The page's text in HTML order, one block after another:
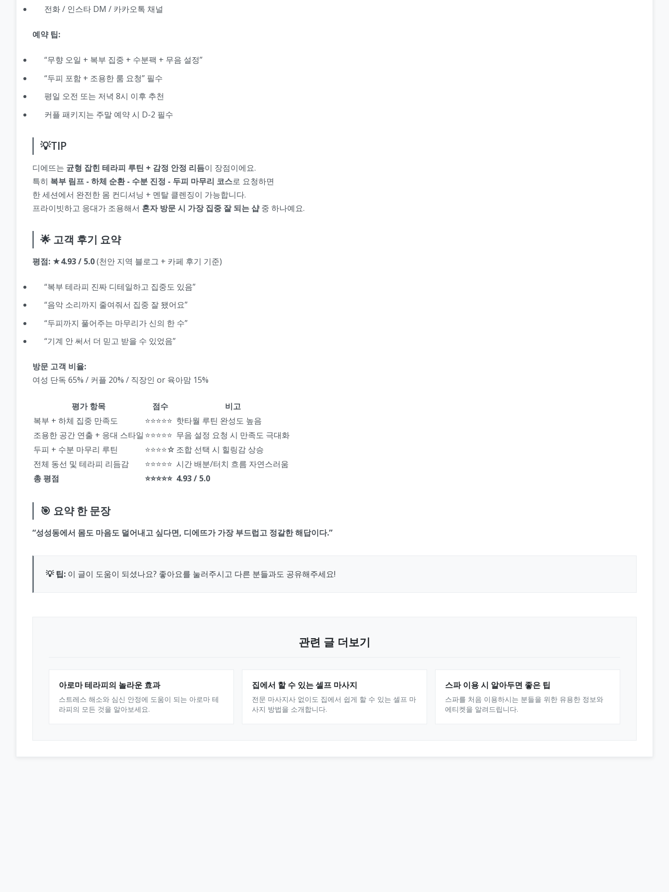
전화 / 인스타 DM / 카카오톡 채널
예약 팁:
“무향 오일 + 복부 집중 + 수분팩 + 무음 설정”
“두피 포함 + 조용한 룸 요청” 필수
평일 오전 또는 저녁 8시 이후 추천
커플 패키지는 주말 예약 시 D-2 필수
💡TIP
디에뜨는 균형 잡힌 테라피 루틴 + 감정 안정 리듬이 장점이에요.
특히 복부 림프 - 하체 순환 - 수분 진정 - 두피 마무리 코스로 요청하면
한 세션에서 완전한 몸 컨디셔닝 + 멘탈 클렌징이 가능합니다.
프라이빗하고 응대가 조용해서 혼자 방문 시 가장 집중 잘 되는 샵중 하나예요.
🌟 고객 후기 요약
평점: ★4.93 / 5.0(천안 지역 블로그 + 카페 후기 기준)
“복부 테라피 진짜 디테일하고 집중도 있음”
“음악 소리까지 줄여줘서 집중 잘 됐어요”
“두피까지 풀어주는 마무리가 신의 한 수”
“기계 안 써서 더 믿고 받을 수 있었음”
방문 고객 비율:
여성 단독 65% / 커플 20% / 직장인 or 육아맘 15%
평가 항목 점수
비고
복부 + 하체 집중 만족도
⭐⭐⭐⭐⭐ 핫타월 루틴 완성도 높음
조용한 공간 연출 + 응대 스타일 ⭐⭐⭐⭐⭐ 무음 설정 요청 시 만족도 극대화
두피 + 수분 마무리 루틴
⭐⭐⭐⭐☆ 조합 선택 시 힐링감 상승
전체 동선 및 테라피 리듬감
⭐⭐⭐⭐⭐ 시간 배분/터치 흐름 자연스러움
총 평점
⭐⭐⭐⭐⭐ 4.93 / 5.0
🎯 요약 한 문장
“성성동에서 몸도 마음도 덜어내고 싶다면, 디에뜨가 가장 부드럽고 정갈한 해답이다.”
💡 팁: 이 글이 도움이 되셨나요? 좋아요를 눌러주시고 다른 분들과도 공유해주세요!
관련 글 더보기
아로마 테라피의 놀라운 효과
스트레스 해소와 심신 안정에 도움이 되는 아로마 테
라피의 모든 것을 알아보세요.
집에서 할 수 있는 셀프 마사지
전문 마사지사 없이도 집에서 쉽게 할 수 있는 셀프 마
사지 방법을 소개합니다.
스파 이용 시 알아두면 좋은 팁
스파를 처음 이용하시는 분들을 위한 유용한 정보와
에티켓을 알려드립니다.